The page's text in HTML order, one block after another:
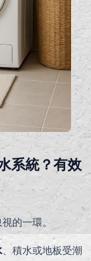
系統？有效
的一環。
、積水或地板受潮